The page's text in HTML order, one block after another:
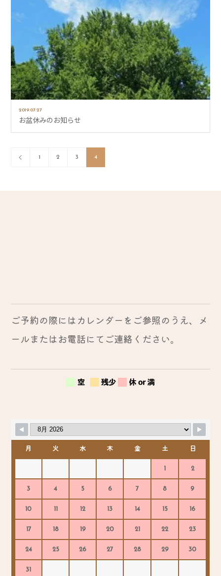
2019.07.27
お盆休みのお知らせ
1 2 3 4
ご予約の際にはカレンダーをご参照のうえ、メ
ールまたはお電話にてご連絡ください。
月 火 水 木 金 土 日
2
3 4 5 6 7 8 9
10 12 13 14 15 16
17 18 19 20 21 22 23
24 25 26 27 28 29 30
31